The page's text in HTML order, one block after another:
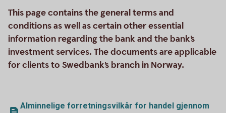
This page contains the general terms and
conditions as well as certain other essential
information regarding the bank and the bank's
investment services. The documents are applicable
for clients to Swedbank's branch in Norway.
Alminnelige forretningsvilkår for handel gjennom